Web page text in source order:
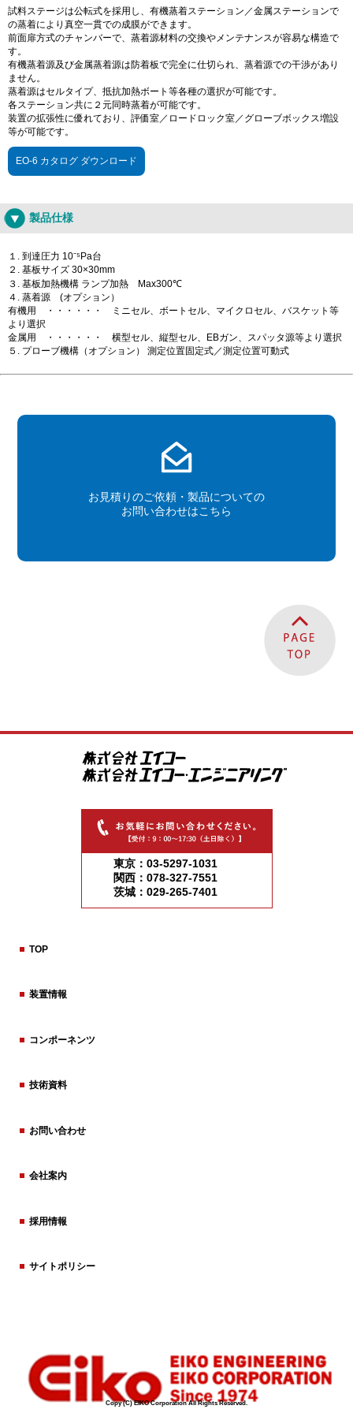
試料ステージは公転式を採用し、有機蒸着ステーション／金属ステーションで
の蒸着により真空一貫での成膜ができます。
前面扉方式のチャンバーで、蒸着源材料の交換やメンテナンスが容易な構造で
す。
有機蒸着源及び金属蒸着源は防着板で完全に仕切られ、蒸着源での干渉があり
ません。
蒸着源はセルタイプ、抵抗加熱ボート等各種の選択が可能です。
各ステーション共に２元同時蒸着が可能です。
装置の拡張性に優れており、評価室／ロードロック室／グローブボックス増設
等が可能です。
EO-6 カタログ ダウンロード
製品仕様
１. 到達圧力 10⁻⁵Pa台
２. 基板サイズ 30×30mm
３. 基板加熱機構 ランプ加熱 Max300℃
４. 蒸着源 (オプション）
有機用 ・・・・・・ ミニセル、ボートセル、マイクロセル、バスケット等
より選択
金属用 ・・・・・・ 横型セル、縦型セル、EBガン、スパッタ源等より選択
５. プローブ機構（オプション） 測定位置固定式／測定位置可動式
お見積りのご依頼・製品についての
お問い合わせはこちら
東京：03-5297-1031
関西：078-327-7551
茨城：029-265-7401
TOP
装置情報
コンポーネンツ
技術資料
お問い合わせ
会社案内
採用情報
サイトポリシー
Copy (C) EIKO Corporation All Rights Reserved.